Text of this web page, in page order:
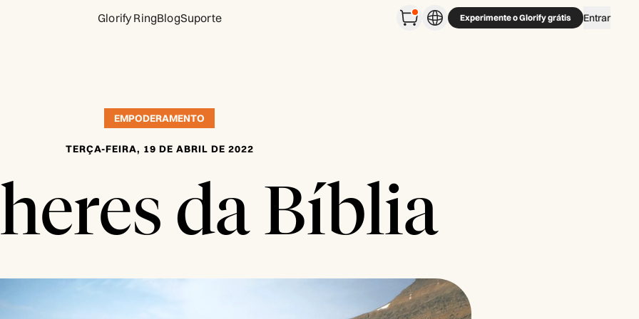
Glorify RingBlogSuporte Experimente o Glorify grátis Entrar
EMPODERAMENTO
TERÇA-FEIRA, 19 DE ABRIL DE 2022
da Bíblia